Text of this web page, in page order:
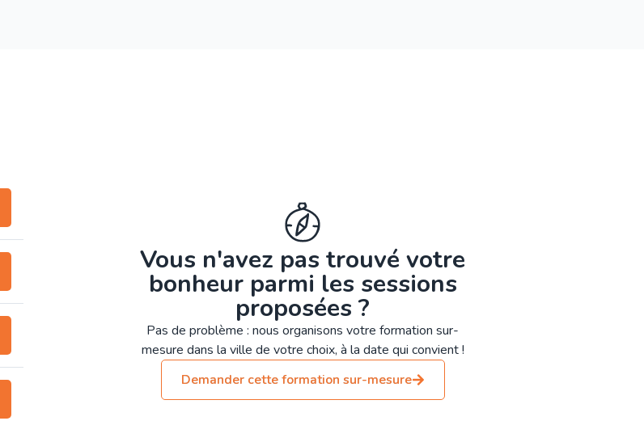
Vous n'avez pas trouvé votre
bonheur parmi les sessions
proposées ?
Pas de problème : nous organisons votre formation sur-
mesure dans la ville de votre choix, à la date qui convient !
Demander cette formation sur-mesure